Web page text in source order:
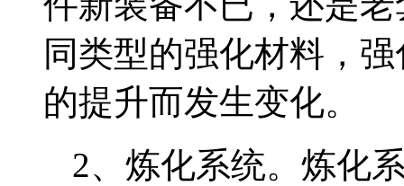
同类型的强化材料，
的提升而发生变化。
2、炼化系统。炼化